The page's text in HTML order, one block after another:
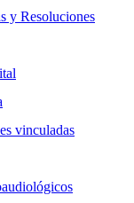
y Resoluciones
vinculadas